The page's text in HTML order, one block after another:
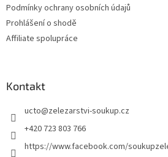
Podmínky ochrany osobních údajů
Prohlášení o shodě
Affiliate spolupráce
Kontakt
ucto@zelezarstvi-soukup.cz
+420 723 803 766
https://www.facebook.com/